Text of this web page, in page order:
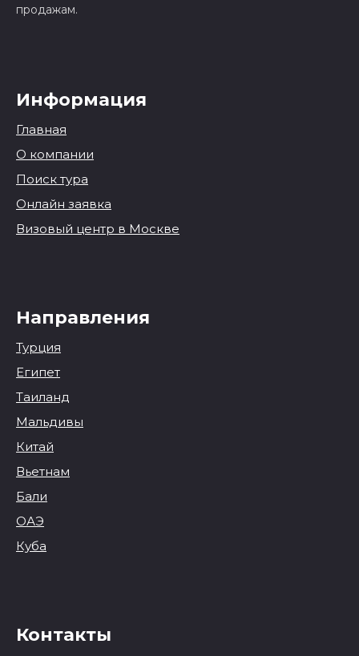
продажам.
Информация
Главная
О компании
Поиск тура
Онлайн заявка
Визовый центр в Москве
Направления
Турция
Египет
Таиланд
Мальдивы
Китай
Вьетнам
Бали
ОАЭ
Куба
Контакты